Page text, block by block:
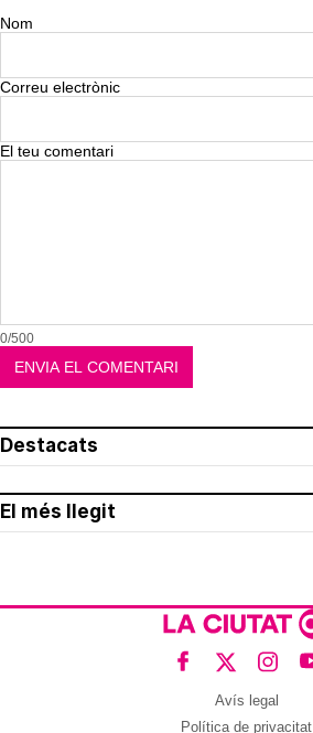
Nom
Correu electrònic
El teu comentari
0/500
Destacats
El més llegit
Avís legal
Política de privacitat